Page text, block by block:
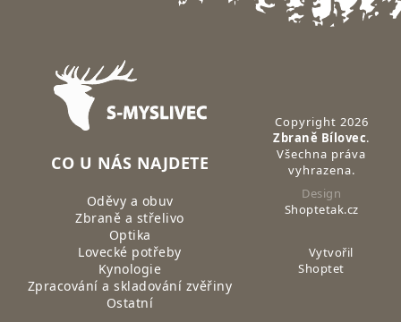
Zápatí
CO U NÁS NAJDETE
Oděvy a obuv
Zbraně a střelivo
Optika
Lovecké potřeby
Kynologie
Zpracování a skladování zvěřiny
Ostatní
Copyright 2026
Zbraně Bílovec.
Všechna práva
vyhrazena.
Design
Shoptetak.cz
Vytvořil
Shoptet